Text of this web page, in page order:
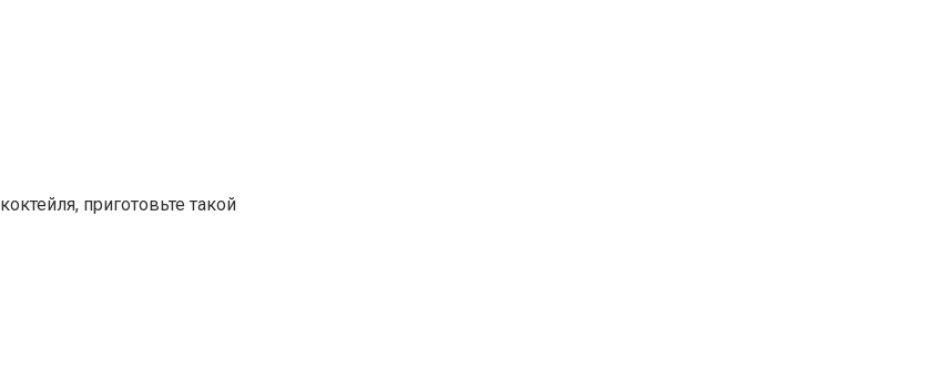
приготовьте такой